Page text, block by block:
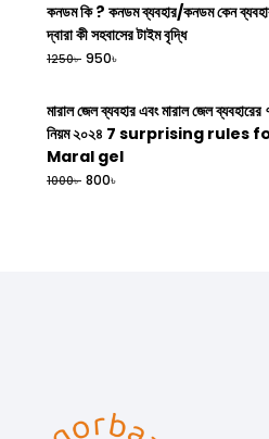
কনডম কি ? কনডম ব্যবহার/কনডম কেন
দ্বারা কী সহবাসের টাইম বৃদ্ধি
1250৳ 950৳
মারাল জেল ব্যবহার এবং মারাল জেল ব্যবহারের
নিয়ম ২০২৪ 7 surprising rules
Maral gel
1000৳ 800৳